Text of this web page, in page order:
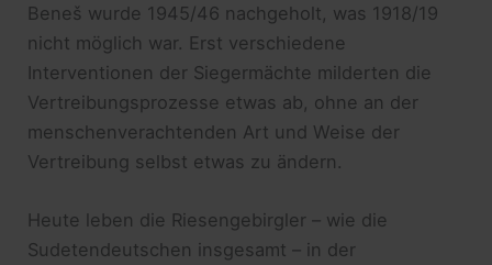
Beneš wurde 1945/46 nachgeholt, was 1918/19
nicht möglich war. Erst verschiedene
Interventionen der Siegermächte milderten die
Vertreibungsprozesse etwas ab, ohne an der
menschenverachtenden Art und Weise der
Vertreibung selbst etwas zu ändern.
Heute leben die Riesengebirgler – wie die
Sudetendeutschen insgesamt – in der